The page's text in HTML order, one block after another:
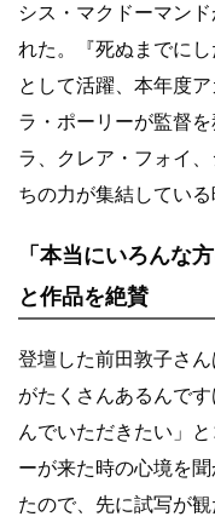
シス・マクドーマン
れた。『死ぬまでに
として活躍、本年度
ラ・ポーリーが監督
ラ、クレア・フォイ
ちの力が集結している
「本当にいろんな
と作品を絶賛
登壇した前田敦子さ
がたくさんあるんで
んでいただきたい」
ーが来た時の心境を
たので、先に試写が